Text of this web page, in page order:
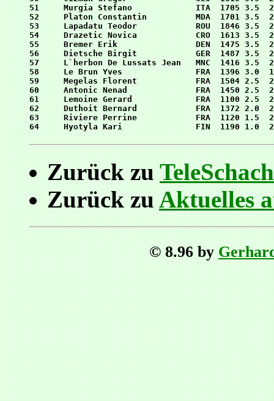
51     Murgia Stefano             ITA  1705 3.5
52     Platon Constantin          MDA  1701 3.5
53     Lapadatu Teodor            ROU  1846 3.5
54     Drazetic Novica            CRO  1613 3.5
55     Bremer Erik                DEN  1475 3.5
56     Dietsche Birgit            GER  1487 3.5
57     L`herbon De Lussats Jean   MNC  1416 3.5
58     Le Brun Yves               FRA  1396 3.0
59     Megelas Florent            FRA  1504 2.5
60     Antonic Nenad              FRA  1450 2.5
61     Lemoine Gerard             FRA  1100 2.5
62     Duthoit Bernard            FRA  1372 2.0
63     Riviere Perrine            FRA  1120 1.5
Zurück zu
Zurück zuAktuelles
© 8.96 by